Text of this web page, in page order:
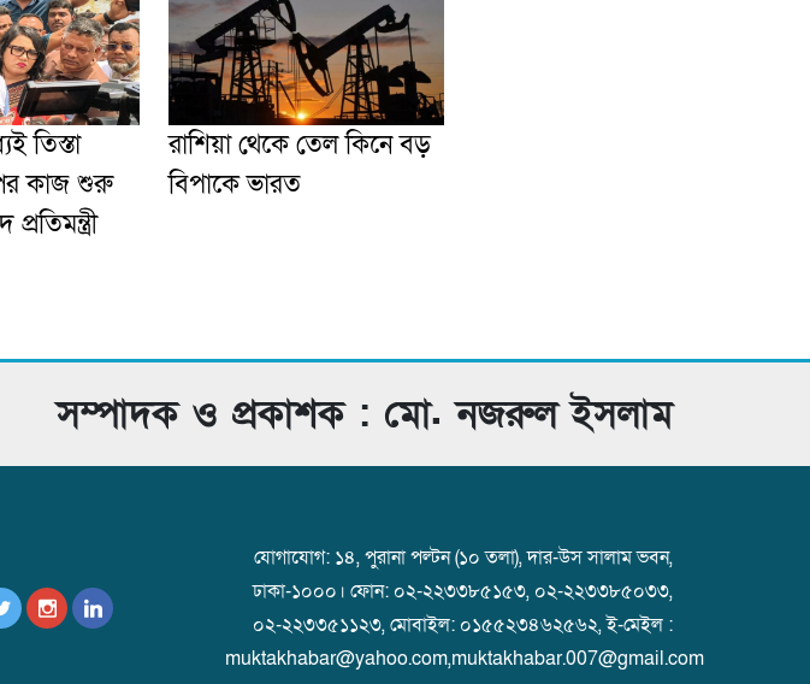
তিস্তা
কাজ শুরু
রাশিয়া থেকে তেল কিনে বড়
বিপাকে ভারত
সম্পাদক ও প্রকাশক : মো. নজরুল ইসলাম
যোগাযোগ: ১৪, পুরানা পল্টন (১০ তলা), দার-উস সালাম ভবন,
ঢাকা-১০০০। ফোন: ০২-২২৩৩৮৫১৫৩, ০২-২২৩৩৮৫০৩৩,
০২-২২৩৩৫১১২৩, মোবাইল: ০১৫৫২৩৪৬২৫৬২, ই-মেইল :
muktakhabar@yahoo.com,muktakhabar.007@gmail.com